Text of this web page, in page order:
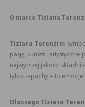
O marce Tiziana Terenzi
Tiziana Terenzito
pasję, kunszt i artystyczne
najwyższej jakości
tylko zapachy – to
Dlaczego Tiziana